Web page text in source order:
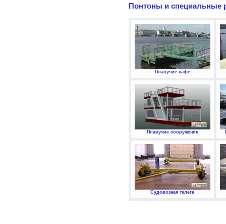
Понтоны и специальные
Плавучие кафе
Плавучие сооружения
Судовозная телега